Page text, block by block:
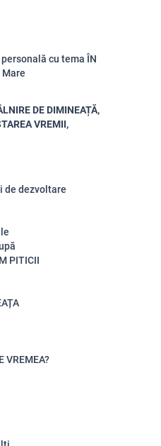
cu tema ÎN
Mare
DE DIMINEAȚĂ,
VREMII,
de dezvoltare
PITICII
VREMEA?